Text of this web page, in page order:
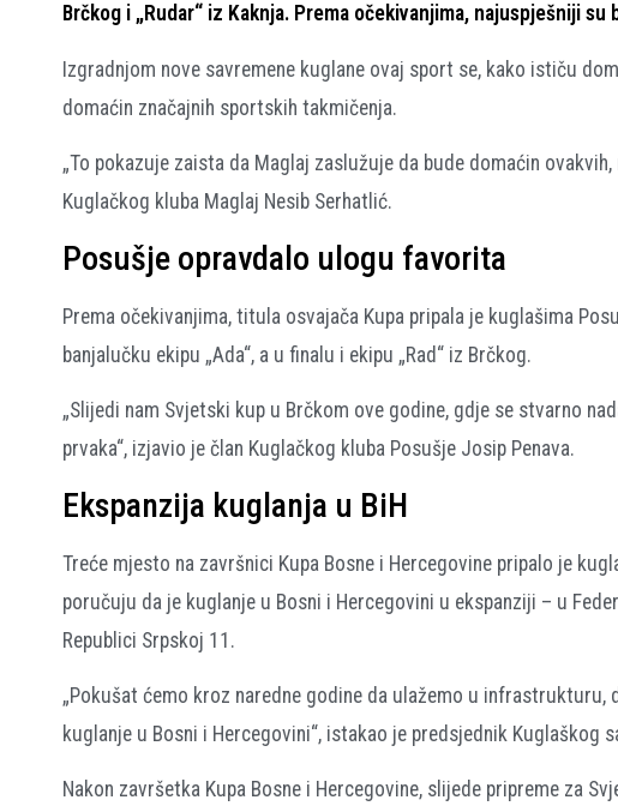
Brčkog i „Rudar“ iz Kaknja. Prema očekivanjima, najuspješniji
Izgradnjom nove savremene kuglane ovaj sport se, kako ističu
domaćin značajnih sportskih takmičenja.
„To pokazuje zaista da Maglaj zaslužuje da bude domaćin
Kuglačkog kluba Maglaj Nesib Serhatlić.
Posušje opravdalo ulogu favorita
Prema očekivanjima, titula osvajača Kupa pripala je kuglašima
banjalučku ekipu „Ada“, a u finalu i ekipu „Rad“ iz Brčkog.
„Slijedi nam Svjetski kup u Brčkom ove godine, gdje se stvarno
prvaka“, izjavio je član Kuglačkog kluba Posušje Josip Penava.
Ekspanzija kuglanja u BiH
Treće mjesto na završnici Kupa Bosne i Hercegovine pripalo je
poručuju da je kuglanje u Bosni i Hercegovini u ekspanziji – u
Republici Srpskoj 11.
„Pokušat ćemo kroz naredne godine da ulažemo u
kuglanje u Bosni i Hercegovini“, istakao je predsjednik Kuglaškog
Nakon završetka Kupa Bosne i Hercegovine, slijede pripreme za